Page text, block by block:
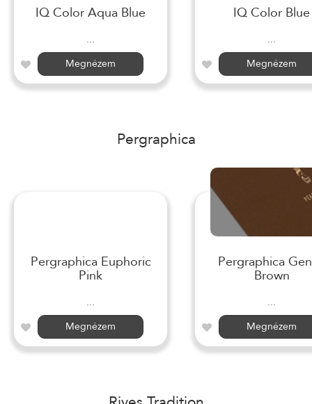
IQ Color Aqua Blue
...
Megnézem
IQ Color Blue
...
Megnézem
Pergraphica
Pergraphica Euphoric
Pink
...
Megnézem
Pergraphica
Brown
...
Megnézem